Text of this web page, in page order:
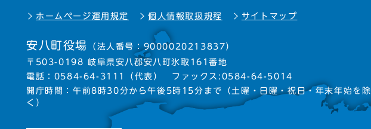
ホームページ運用規定 個人情報取扱規程 サイトマップ
安八町役場 （法人番号：9000020213837）
〒503-0198 岐阜県安八郡安八町氷取161番地
電話： 0584-64-3111 （代表） ファックス:0584-64-5014
開庁時間：午前8時30分から午後5時15分まで
（土曜・日曜・祝日・年末年始を除
く）